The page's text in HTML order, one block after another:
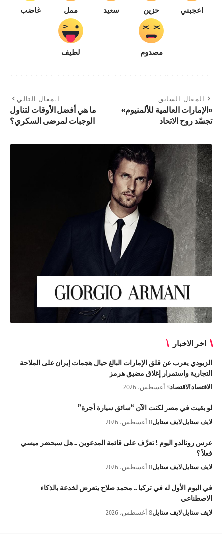
اعجبني حزين سعيد ممل غاضب
مصدوم لطيف
المقال السابق
«الإمارات العالمية للألمنيوم»
تجسّد روح الاتحاد
المقال التالي
ما هي أفضل الأوقات لتناول
الوجبات لمرضى السكري؟
اخر الاخبار
الزيودي يعرب عن قلق الإمارات البالغ حيال هجمات إيران على الملاحة
التجارية واستمرار إغلاق مضيق هرمز
الاقتصادالاقتصاد8 أغسطس، 2026
لو بقيت في مصر لكنت الآن “سائق سيارة أجرة”
لايف ستايللايف ستايل8 أغسطس، 2026
عرس رونالدو اليوم ! تعرَّف على قائمة المدعوين .. هل سيحضر ميسي
فعلاً ؟
لايف ستايللايف ستايل8 أغسطس، 2026
في اليوم الأول له في تركيا .. محمد صلاح يتعرض لخدعة بالذكاء
الاصطناعي
لايف ستايللايف ستايل8 أغسطس، 2026